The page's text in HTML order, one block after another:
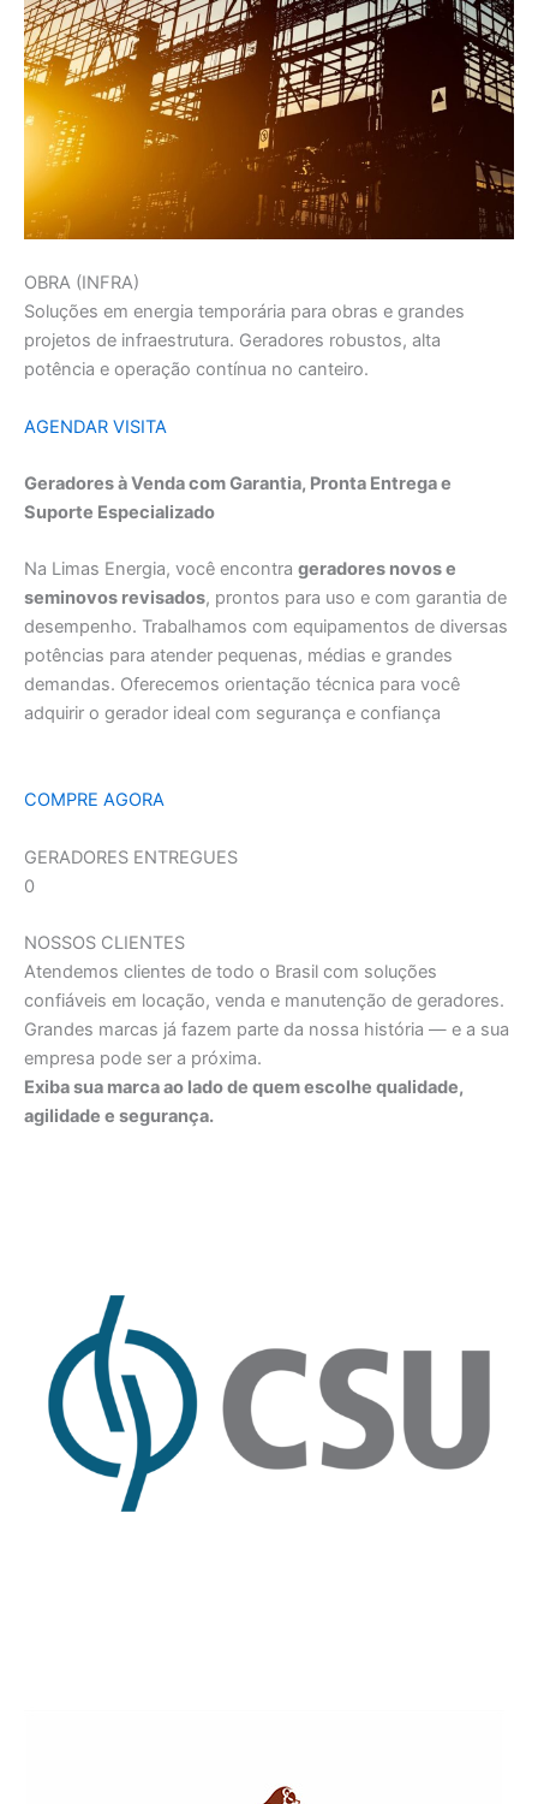
OBRA (INFRA)
Soluções em energia temporária para obras e grandes
projetos de infraestrutura. Geradores robustos, alta
potência e operação contínua no canteiro.
AGENDAR VISITA
Geradores à Venda com Garantia, Pronta Entrega e
Suporte Especializado
Na Limas Energia, você encontra geradores novos e
seminovos revisados, prontos para uso e com garantia de
desempenho. Trabalhamos com equipamentos de diversas
potências para atender pequenas, médias e grandes
demandas. Oferecemos orientação técnica para você
adquirir o gerador ideal com segurança e confiança
COMPRE AGORA
GERADORES ENTREGUES
0
NOSSOS CLIENTES
Atendemos clientes de todo o Brasil com soluções
confiáveis em locação, venda e manutenção de geradores.
Grandes marcas já fazem parte da nossa história — e a sua
empresa pode ser a próxima.
Exiba sua marca ao lado de quem escolhe qualidade,
agilidade e segurança.